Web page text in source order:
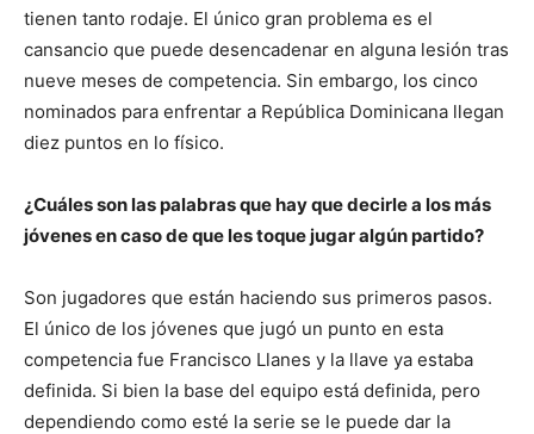
tienen tanto rodaje. El único gran problema es el
cansancio que puede desencadenar en alguna lesión tras
nueve meses de competencia. Sin embargo, los cinco
nominados para enfrentar a República Dominicana llegan
diez puntos en lo físico.
¿Cuáles son las palabras que hay que decirle a los más
jóvenes en caso de que les toque jugar algún partido?
Son jugadores que están haciendo sus primeros pasos.
El único de los jóvenes que jugó un punto en esta
competencia fue Francisco Llanes y la llave ya estaba
definida. Si bien la base del equipo está definida, pero
dependiendo como esté la serie se le puede dar la